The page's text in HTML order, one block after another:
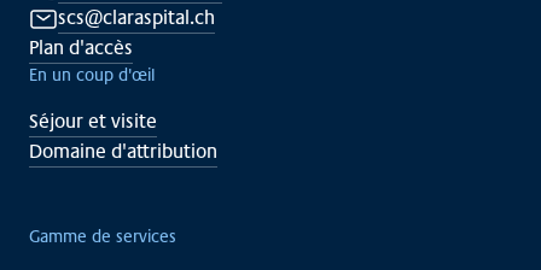
scs@claraspital.ch
Plan d'accès
En un coup d'œil
Séjour et visite
Domaine d'attribution
Gamme de services